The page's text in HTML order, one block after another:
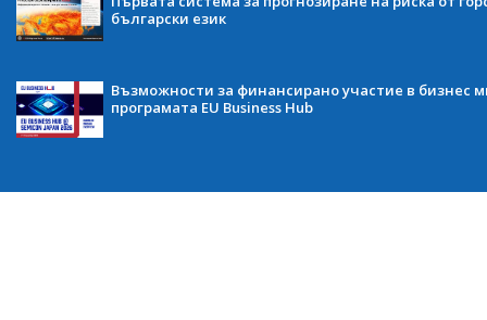
български език
Възможности за финансирано участие в бизнес
програмата EU Business Hub